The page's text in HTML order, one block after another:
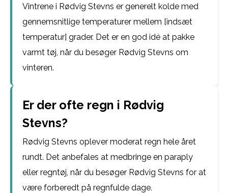
Vintrene i Rødvig Stevns er generelt kolde med
gennemsnitlige temperaturer mellem [indsæt
temperatur] grader. Det er en god idé at pakke
varmt tøj, når du besøger Rødvig Stevns om
vinteren.
Er der ofte regn i Rødvig
Stevns?
Rødvig Stevns oplever moderat regn hele året
rundt. Det anbefales at medbringe en paraply
eller regntøj, når du besøger Rødvig Stevns for at
være forberedt på regnfulde dage.